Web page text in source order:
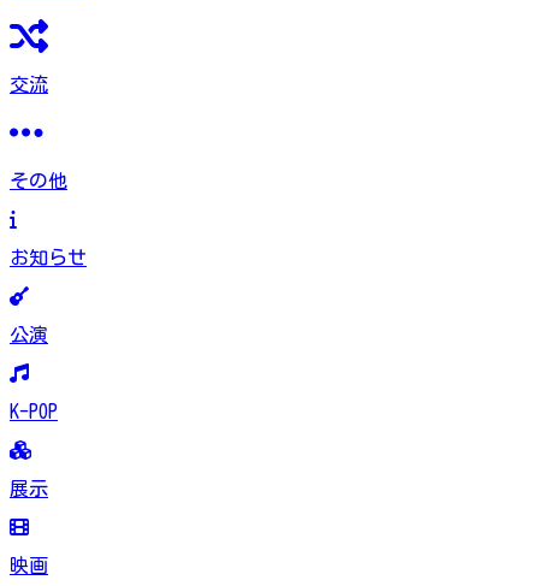
交流
その他
お知らせ
公演
K-POP
展示
映画